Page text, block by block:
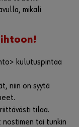
mikäli
kulutuspintaa
niin on syytä
tilaa.
nostimen tai tunkin